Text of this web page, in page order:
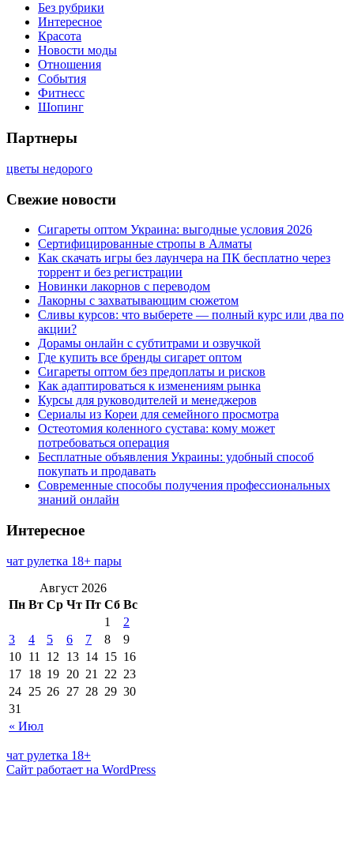
Без рубрики
Интересное
Красота
Новости моды
Отношения
События
Фитнесс
Шопинг
Партнеры
цветы недорого
Свежие новости
Сигареты оптом Украина: выгодные условия 2026
Сертифицированные стропы в Алматы
Как скачать игры без лаунчера на ПК бесплатно через
торрент и без регистрации
Новинки лакорнов с переводом
Лакорны с захватывающим сюжетом
Сливы курсов: что выберете — полный курс или два по
акции?
Дорамы онлайн с субтитрами и озвучкой
Где купить все бренды сигарет оптом
Сигареты оптом без предоплаты и рисков
Как адаптироваться к изменениям рынка
Курсы для руководителей и менеджеров
Сериалы из Кореи для семейного просмотра
Остеотомия коленного сустава: кому может
потребоваться операция
Бесплатные объявления Украины: удобный способ
покупать и продавать
Современные способы получения профессиональных
знаний онлайн
Интересное
чат рулетка 18+ пары
Август 2026
Пн Вт Ср Чт Пт Сб Вс
« Июл
1
2
3
4 5 6 7 8
9
10 11 12 13 14 15 16
17 18 19 20 21 22 23
24 25 26 27 28 29 30
31
чат рулетка 18+
Сайт работает на WordPress